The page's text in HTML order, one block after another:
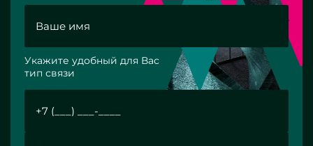
Укажите удобный для Вас
тип связи